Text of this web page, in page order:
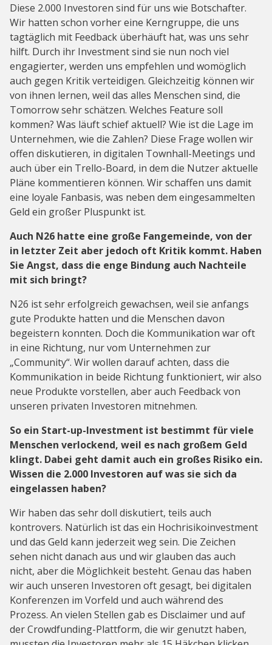
Diese 2.000 Investoren sind für uns wie Botschafter.
Wir hatten schon vorher eine Kerngruppe, die uns
tagtäglich mit Feedback überhäuft hat, was uns sehr
hilft. Durch ihr Investment sind sie nun noch viel
engagierter, werden uns empfehlen und womöglich
auch gegen Kritik verteidigen. Gleichzeitig können wir
von ihnen lernen, weil das alles Menschen sind, die
Tomorrow sehr schätzen. Welches Feature soll
kommen? Was läuft schief aktuell? Wie ist die Lage im
Unternehmen, wie die Zahlen? Diese Frage wollen wir
offen diskutieren, in digitalen Townhall-Meetings und
auch über ein Trello-Board, in dem die Nutzer aktuelle
Pläne kommentieren können. Wir schaffen uns damit
eine loyale Fanbasis, was neben dem eingesammelten
Geld ein großer Pluspunkt ist.
Auch N26 hatte eine große Fangemeinde, von der
in letzter Zeit aber jedoch oft Kritik kommt. Haben
Sie Angst, dass die enge Bindung auch Nachteile
mit sich bringt?
N26 ist sehr erfolgreich gewachsen, weil sie anfangs
gute Produkte hatten und die Menschen davon
begeistern konnten. Doch die Kommunikation war oft
in eine Richtung, nur vom Unternehmen zur
„Community“. Wir wollen darauf achten, dass die
Kommunikation in beide Richtung funktioniert, wir also
neue Produkte vorstellen, aber auch Feedback von
unseren privaten Investoren mitnehmen.
So ein Start-up-Investment ist bestimmt für viele
Menschen verlockend, weil es nach großem Geld
klingt. Dabei geht damit auch ein großes Risiko ein.
Wissen die 2.000 Investoren auf was sie sich da
eingelassen haben?
Wir haben das sehr doll diskutiert, teils auch
kontrovers. Natürlich ist das ein Hochrisikoinvestment
und das Geld kann jederzeit weg sein. Die Zeichen
sehen nicht danach aus und wir glauben das auch
nicht, aber die Möglichkeit besteht. Genau das haben
wir auch unseren Investoren oft gesagt, bei digitalen
Konferenzen im Vorfeld und auch während des
Prozess. An vielen Stellen gab es Disclaimer und auf
der Crowdfunding-Plattform, die wir genutzt haben,